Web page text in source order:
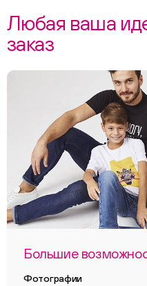
Любая ваша
заказ
Большие
Фотографии